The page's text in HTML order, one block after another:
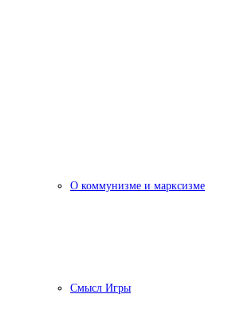
О коммунизме и марксизме
Смысл Игры